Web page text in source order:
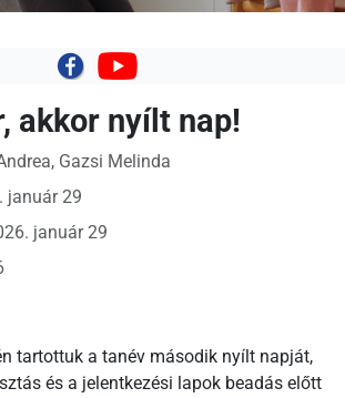
akkor nyílt nap!
Gazsi Melinda
január 29
január 29
tartottuk a tanév második nyílt napját,
és a jelentkezési lapok beadás előtt